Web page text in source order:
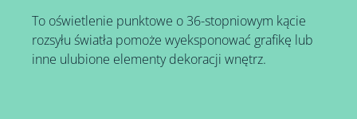
To oświetlenie punktowe o 36-stopniowym kącie
rozsyłu światła pomoże wyeksponować grafikę lub
inne ulubione elementy dekoracji wnętrz.